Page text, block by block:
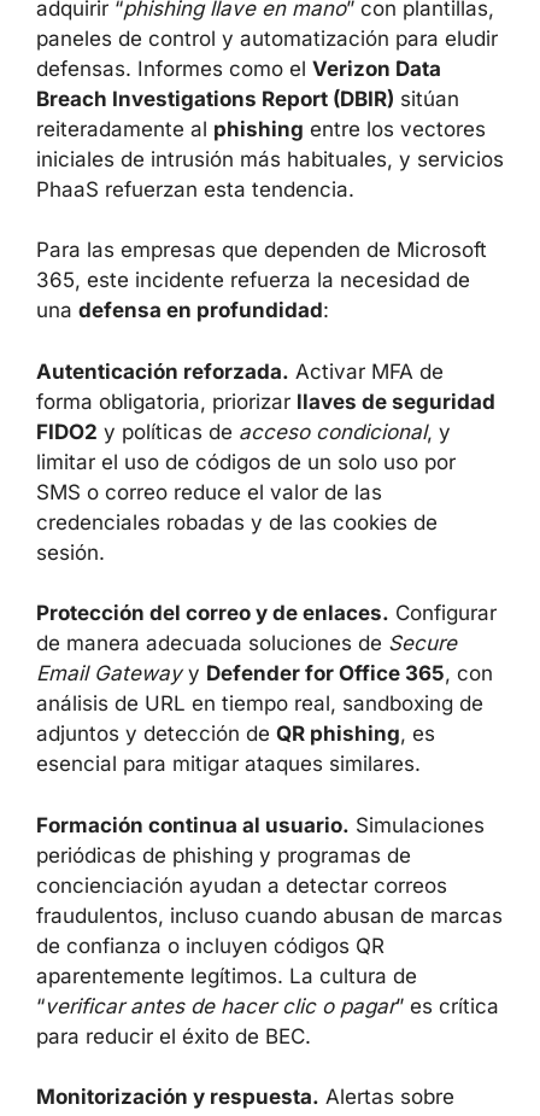
LECCIONES DE CIBERSEGURIDAD
PARA ORGANIZACIONES QUE
USAN MICROSOFT 365
El caso de Raccoon0365 ilustra cómo el
modelo dephishing-as-a-service
ciberdelincuencia: cualquier actor puede
adquirir “phishing llave en mano” con
plantillas, paneles de control y
Informes como elVerizon Data Breach
Investigations Report (DBIR)sitúan
reiteradamente alphishingentre los vectores
iniciales de intrusión más habituales, y
servicios PhaaS refuerzan esta tendencia.
Para las empresas que dependen de
necesidad de unadefensa en profundidad:
Autenticación reforzada.Activar MFA de
forma obligatoria, priorizarllaves de
seguridad FIDO2y políticas deacceso
condicional, y limitar el uso de códigos de un
las credenciales robadas y de las cookies de
sesión.
Protección del correo y de enlaces.
Configurar de manera adecuada soluciones
deSecure Email Gateway yDefender for
Office 365, con análisis de URL en tiempo
real, sandboxing de adjuntos y detección de
ataques similares.